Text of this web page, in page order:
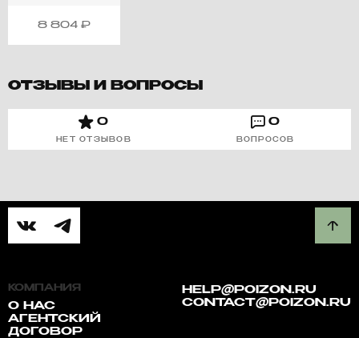
8 804 ₽
ОТЗЫВЫ И ВОПРОСЫ
0
НЕТ ОТЗЫВОВ
0
ВОПРОСОВ
КОМПАНИЯ
О НАС
АГЕНТСКИЙ
ДОГОВОР
HELP@POIZON.RU
CONTACT@POIZON.RU